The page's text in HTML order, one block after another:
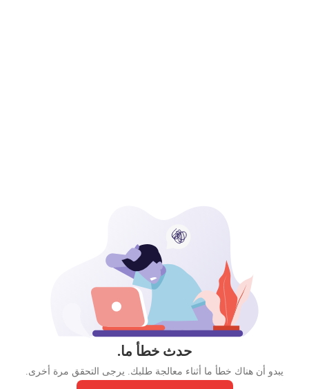
حدث خطأ ما.
يبدو أن هناك خطأ ما أثناء معالجة طلبك. يرجى التحقق مرة أخرى.